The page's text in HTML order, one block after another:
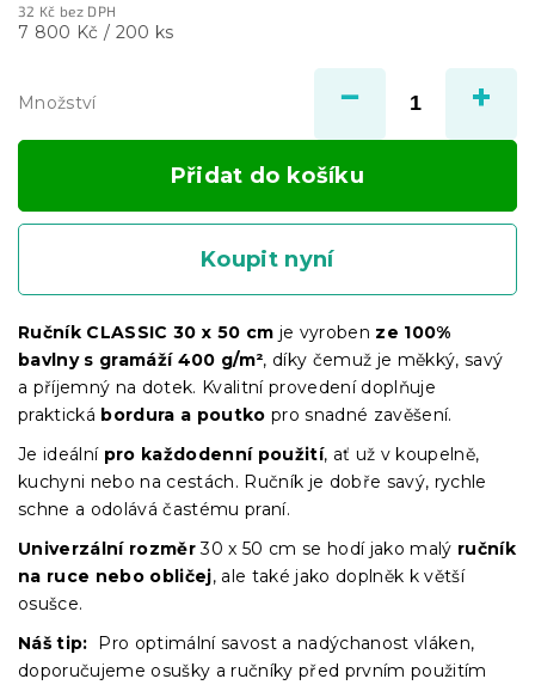
32 Kč bez DPH
Měrná
7 800 Kč / 200 ks
Množství
Přidat do košíku
Koupit nyní
Ručník CLASSIC 30 x 50 cm je vyroben ze 100%
bavlny s gramáží 400 g/m², díky čemuž je měkký, savý
a příjemný na dotek. Kvalitní provedení doplňuje
praktická bordura a poutko pro snadné zavěšení.
Je ideální pro každodenní použití, ať už v koupelně,
kuchyni nebo na cestách. Ručník je dobře savý, rychle
schne a odolává častému praní.
Univerzální rozměr30 x 50 cm se hodí jako malý ručník
na ruce nebo obličej, ale také jako doplněk k větší
osušce.
Náš tip: Pro optimální savost a nadýchanost vláken,
doporučujeme osušky a ručníky před prvním použitím